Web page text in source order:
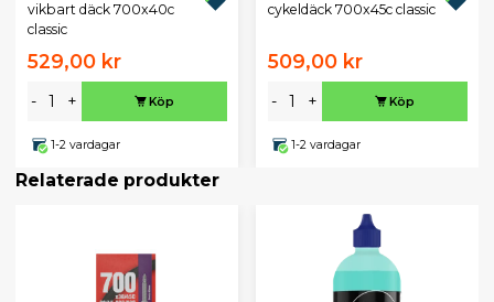
vikbart däck 700x40c
classic
529,00 kr
- + Köp
1-2 vardagar
cykeldäck 700x45c classic
509,00 kr
- + Köp
1-2 vardagar
Relaterade produkter